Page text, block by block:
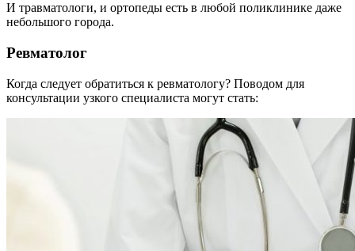
И травматологи, и ортопеды есть в любой поликлинике даже
небольшого города.
Ревматолог
Когда следует обратиться к ревматологу? Поводом для
консультации узкого специалиста могут стать: